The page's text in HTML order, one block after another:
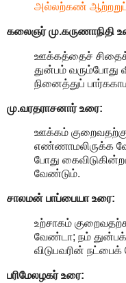
அல்லற்கண்
கலைஞர் மு.கருணாநிதி
ஊக்கத்தைச்
துன்பம் வரும்போது
நினைத்துப்
மு.வரதராசனார்உரை:
ஊக்கம்
எண்ணாமலிருக்க
போது
வேண்டும்.
சாலமன் பாப்பையா உரை:
உற்சாகம்
வேண்டா; நம்
விடுபவரின்
பரிமேலழகர் உரை: